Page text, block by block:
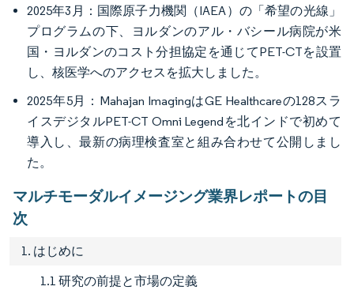
2025年3月：国際原子力機関（IAEA）の「希望の光線」
プログラムの下、ヨルダンのアル・バシール病院が米
国・ヨルダンのコスト分担協定を通じてPET-CTを設置
し、核医学へのアクセスを拡大しました。
2025年5月：Mahajan ImagingはGE Healthcareの128スラ
イスデジタルPET-CT Omni Legendを北インドで初めて
導入し、最新の病理検査室と組み合わせて公開しまし
た。
マルチモーダルイメージング業界レポートの目
次
1. はじめに
1.1 研究の前提と市場の定義